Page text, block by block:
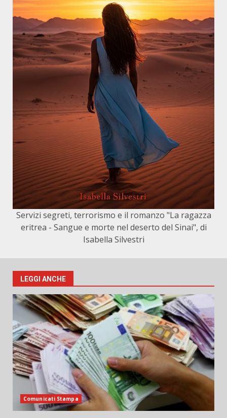
Servizi segreti, terrorismo e il romanzo "La ragazza
eritrea - Sangue e morte nel deserto del Sinai", di
Isabella Silvestri
LEGGI ANCHE
Comunicati Stampa